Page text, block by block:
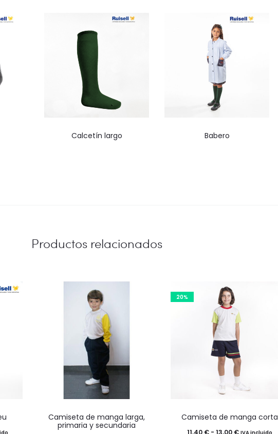
online
Calcetín largo
online
Babero
Productos relacionados
producto
Camiseta de manga larga,
primaria y secundaria
20%
producto
Camiseta de manga corta
11,40 € - 13,00 €Rango
IVA incluido